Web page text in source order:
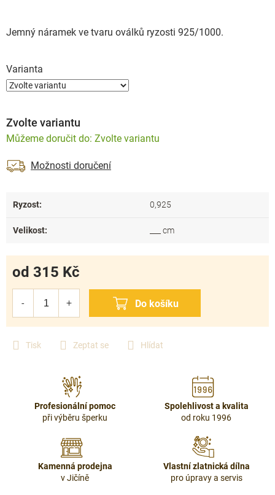
Varianta
Jemný náramek ve tvaru oválků ryzosti 925/1000.
Tisk Zeptat se Hlídat
Zvolte variantu
Zvolte variantu
Možnosti doručení
od 315 Kč
Ryzost: 0,925
Velikost: ___ cm
Profesionální pomoc
při výběru šperku
Spolehlivost a kvalita
od roku 1996
Kamenná prodejna
v Jičíně
Vlastní zlatnická dílna
pro úpravy a servis